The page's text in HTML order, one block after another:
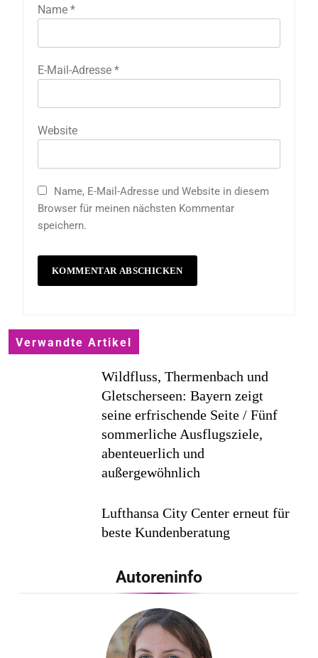
Name *
E-Mail-Adresse *
Website
Name, E-Mail-Adresse und Website in diesem
Browser für meinen nächsten Kommentar
speichern.
Verwandte Artikel
Wildfluss, Thermenbach und
Gletscherseen: Bayern zeigt
seine erfrischende Seite / Fünf
sommerliche Ausflugsziele,
abenteuerlich und
außergewöhnlich
Lufthansa City Center erneut für
beste Kundenberatung
Studie sieht LCC zum siebten
Mal in Folge vorn
Cool down am Hintertuxer
Gletscher
Autoreninfo